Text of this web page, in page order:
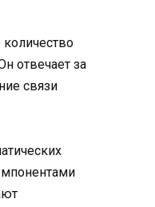
отвечает за
связи